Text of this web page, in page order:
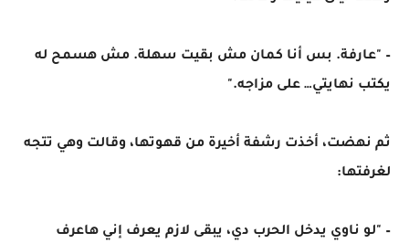
– "عارفة. بس أنا كمان مش بقيت سهلة. مش هسمح له
يكتب نهايتي… على مزاجه."
ثم نهضت، أخذت رشفة أخيرة من قهوتها، وقالت وهي تتجه
لغرفتها:
– "لو ناوي يدخل الحرب دي، يبقى لازم يعرف إني هاعرف